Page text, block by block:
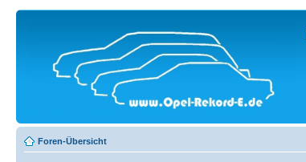
Foren-Übersicht